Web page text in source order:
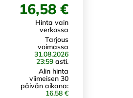
16,58 €
Hinta vain
verkossa
Tarjous
voimassa
31.08.2026
23:59 asti.
Alin hinta
viimeisen 30
päivän aikana:
16,58 €